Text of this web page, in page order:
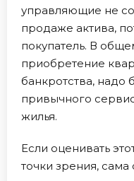
управляющие не
продаже актива,
покупатель. В
приобретение
банкротства, надо
привычного
жилья.
Если оценивать
точки зрения,